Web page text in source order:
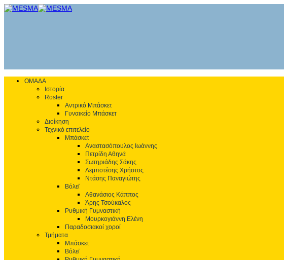
ΟΜΑΔΑ
Ιστορία
Roster
Αντρικό Μπάσκετ
Γυναικείο Μπάσκετ
Διοίκηση
Τεχνικό επιτελείο
Μπάσκετ
Αναστασόπουλος Ιωάννης
Πετρίδη Αθηνά
Σωτηριάδης Σάκης
Λεμποτέσης Χρήστος
Ντάσης Παναγιώτης
Βόλεϊ
Αθανάσιος Κάππος
Άρης Τσούκαλος
Ρυθμική Γυμναστική
Μουρκογιάννη Ελένη
Παραδοσιακοί χοροί
Τμήματα
Μπάσκετ
Βόλεϊ